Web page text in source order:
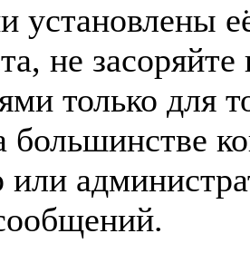
установлены
не
только для
большинстве
или